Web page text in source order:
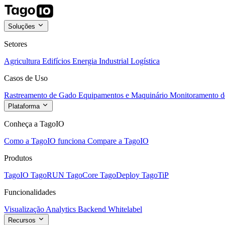
Soluções
Setores
Agricultura Edifícios Energia Industrial Logística
Casos de Uso
Rastreamento de Gado Equipamentos e Maquinário Monitoramento
Plataforma
Conheça a TagoIO
Como a TagoIO funciona Compare a TagoIO
Produtos
TagoIO TagoRUN TagoCore TagoDeploy TagoTiP
Funcionalidades
Visualização Analytics Backend Whitelabel
Recursos